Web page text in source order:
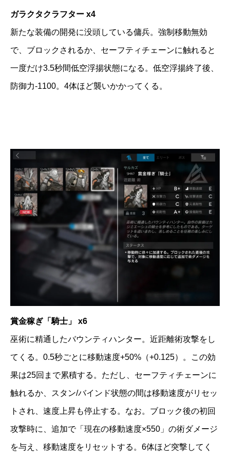
ガラクタクラフター x4
新たな装備の開発に没頭している傭兵。強制移動無効
で、ブロックされるか、セーフティチェーンに触れると
一度だけ3.5秒間低空浮揚状態になる。低空浮揚終了後、
防御力-1100。4体ほど襲いかかってくる。
賞金稼ぎ「騎士」 x6
巫術に精通したバウンティハンター。近距離術攻撃をし
てくる。0.5秒ごとに移動速度+50%（+0.125）。この効
果は25回まで累積する。ただし、セーフティチェーンに
触れるか、スタン/バインド状態の間は移動速度がリセッ
トされ、速度上昇も停止する。なお。ブロック後の初回
攻撃時に、追加で「現在の移動速度×550」の術ダメージ
を与え、移動速度をリセットする。6体ほど突撃してく